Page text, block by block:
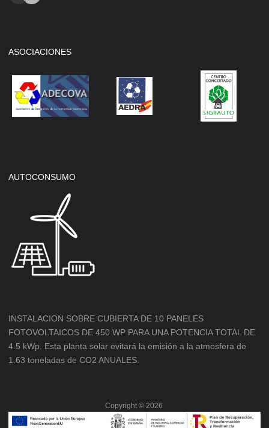
ASOCIACIONES
AUTOCONSUMO
INSTALACION SOBRE CUBIERTA DE 10 PANELES
FOTOVOLTAICOS DE 450 WP PARA UNA POTENCIA TOTAL DE
4.5 kWp. Esta planta solar evitará la emisión a la atmosfera de
1.63 toneladas de CO2 ANUALES.
Copyright © 2026